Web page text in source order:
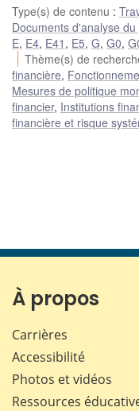
Type(s) de contenu :
Documents d'analyse
E, E4, E41 , E5, G, G0,
Thème(s) de
financière,
Mesures de politique
financier, Institutions
financière et risque
À propos
Carrières
Accessibilité
Photos et vidéos
Ressources